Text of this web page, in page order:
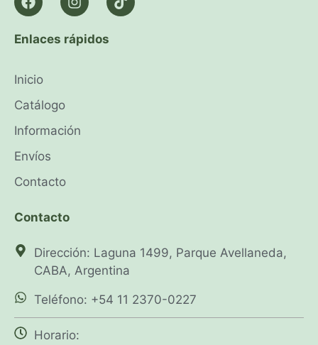
Enlaces rápidos
Inicio
Catálogo
Información
Envíos
Contacto
Contacto
Dirección: Laguna 1499, Parque Avellaneda,
CABA, Argentina
Teléfono: +54 11 2370-0227
Horario: